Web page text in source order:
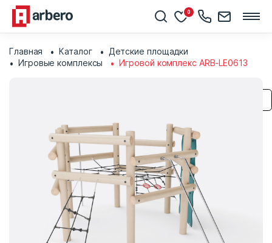
0
Главная Каталог
Детские площадки
Игровые комплексы
Игровой комплекс ARB-LE0613